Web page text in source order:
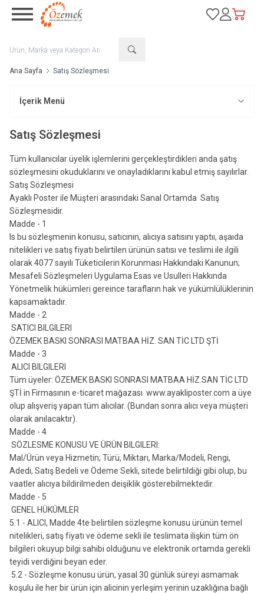
Favorilerim
Hesabım
Sepetim
Ana Sayfa Satış Sözleşmesi
İçerik Menü
Satış Sözleşmesi
Tüm kullanıcılar üyelik işlemlerini gerçekleştirdikleri anda şatış
sözleşmesini okuduklarını ve onayladıklarını kabul etmiş sayılırlar.
Satış Sözleşmesi
Ayaklı Poster ile Müşteri arasındaki Sanal Ortamda Satış
Sözleşmesidir.
Madde - 1
Is bu sözleşmenin konusu, satıcının, alıcıya satısını yaptıı, aşaıda
nitelikleri ve satış fiyatı belirtilen ürünün satısı ve teslimi ile ilgili
olarak 4077 sayılı Tüketicilerin Korunması Hakkındaki Kanunun;
Mesafeli Sözleşmeleri Uygulama Esas ve Usulleri Hakkında
Yönetmelik hükümleri gereince tarafların hak ve yükümlülüklerinin
kapsamaktadır.
Madde - 2
SATICI BILGILERI
ÖZEMEK BASKI SONRASI MATBAA HİZ. SAN TİC LTD ŞTİ
Madde - 3
ALICI BILGILERI
Tüm üyeler: ÖZEMEK BASKI SONRASI MATBAA HİZ.SAN TİC LTD
ŞTİ in Firmasının e-ticaret mağazası www.ayakliposter.com a üye
olup alışveriş yapan tüm alıcılar. (Bundan sonra alıcı veya müşteri
olarak anılacaktır).
Madde - 4
SÖZLESME KONUSU VE ÜRÜN BILGILERI:
Mal/Ürün veya Hizmetin; Türü, Miktarı, Marka/Modeli, Rengi,
Adedi, Satış Bedeli ve Ödeme Sekli, sitede belirtildiği gibi olup, bu
vaatler alıcıya bildirilmeden deişiklik gösterebilmektedir.
Madde - 5
GENEL HÜKÜMLER
5.1 - ALICI, Madde 4te belirtilen sözleşme konusu ürünün temel
nitelikleri, satış fiyatı ve ödeme sekli ile teslimata ilişkin tüm ön
bilgileri okuyup bilgi sahibi olduğunu ve elektronik ortamda gerekli
teyidi verdiğini beyan eder.
5.2 - Sözleşme konusu ürün, yasal 30 günlük süreyi asmamak
koşulu ile her bir ürün için alicinin yerleşim yerinin uzaklığına bağlı